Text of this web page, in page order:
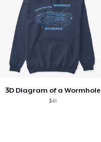
3D Diagram of a Wormhole
$41